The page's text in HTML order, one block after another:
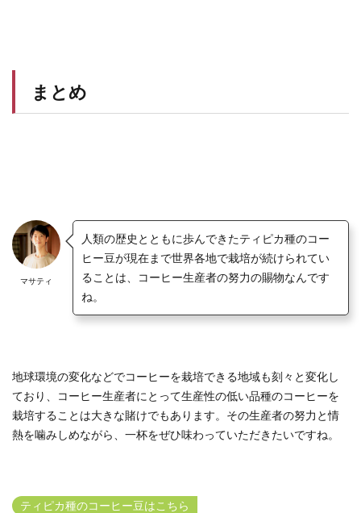
まとめ
マサティ
人類の歴史とともに歩んできたティピカ種のコー
ヒー豆が現在まで世界各地で栽培が続けられてい
ることは、コーヒー生産者の努力の賜物なんです
ね。
地球環境の変化などでコーヒーを栽培できる地域も刻々と変化し
ており、コーヒー生産者にとって生産性の低い品種のコーヒーを
栽培することは大きな賭けでもあります。その生産者の努力と情
熱を噛みしめながら、一杯をぜひ味わっていただきたいですね。
ティピカ種のコーヒー豆はこちら